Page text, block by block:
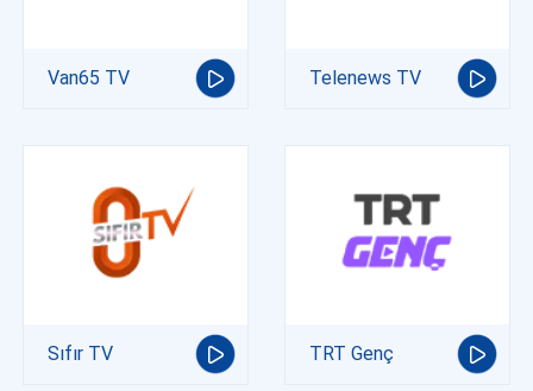
Van65 TV Telenews TV
Sıfır TV TRT Genç